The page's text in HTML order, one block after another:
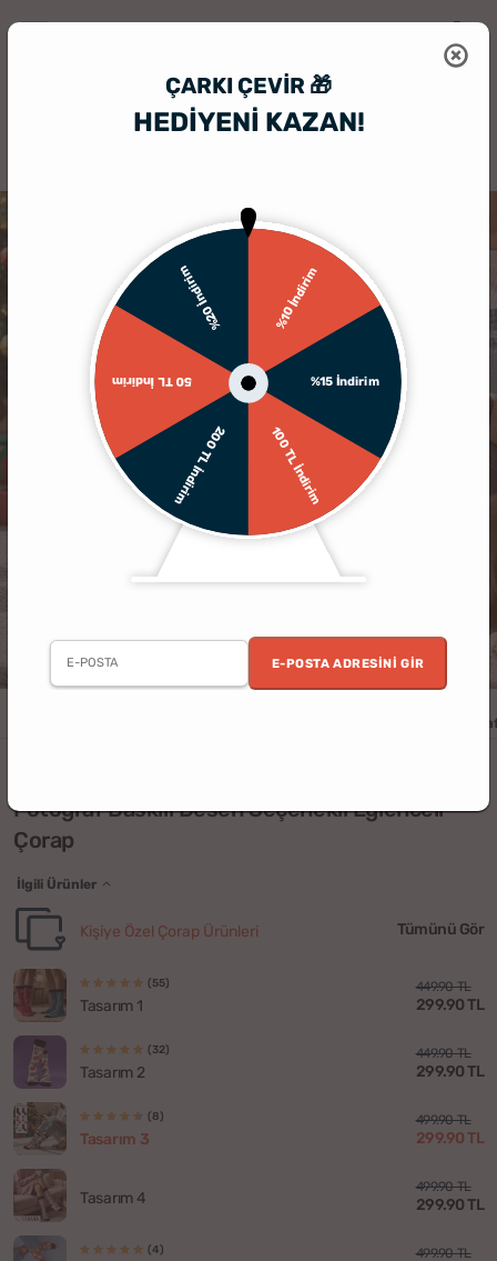
ÇARKI ÇEVIR 🎁
HEDİYENİ KAZAN!
%10 İndirim
%15 İndirim
100 TL İndirim
200 TL İndirim
50 TL İndirim
%20 İndirim
E-POSTA ADRESINI GIR
Fotoğraf Baskılı Desen Seçenekli Eğlenceli
Çorap
İlgili Ürünler
Kişiye Özel Çorap Ürünleri Tümünü Gör
(55)
Tasarım 1
449.90 TL
299.90 TL
(32)
Tasarım 2
449.90 TL
299.90 TL
(8)
Tasarım 3
499.90 TL
299.90 TL
Tasarım 4
499.90 TL
299.90 TL
(4) 499.90 TL